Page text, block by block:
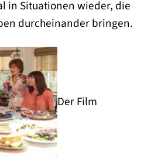
in Situationen wieder, die
durcheinander bringen.
Der Film